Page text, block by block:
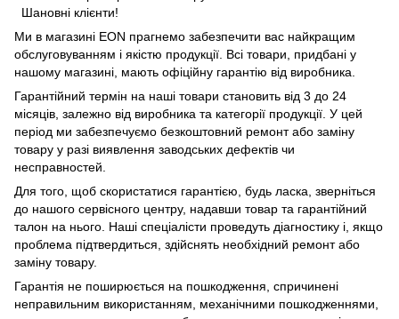
Шановні клієнти!
Ми в магазині EON прагнемо забезпечити вас найкращим
обслуговуванням і якістю продукції. Всі товари, придбані у
нашому магазині, мають офіційну гарантію від виробника.
Гарантійний термін на наші товари становить від 3 до 24
місяців, залежно від виробника та категорії продукції. У цей
період ми забезпечуємо безкоштовний ремонт або заміну
товару у разі виявлення заводських дефектів чи
несправностей.
Для того, щоб скористатися гарантією, будь ласка, зверніться
до нашого сервісного центру, надавши товар та гарантійний
талон на нього. Наші спеціалісти проведуть діагностику і, якщо
проблема підтвердиться, здійснять необхідний ремонт або
заміну товару.
Гарантія не поширюється на пошкодження, спричинені
неправильним використанням, механічними пошкодженнями,